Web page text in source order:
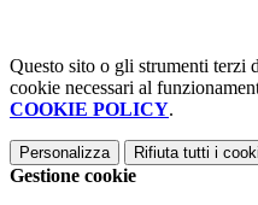
Questo sito o gli strumenti terzi
cookie necessari al
COOKIE POLICY.
Personalizza Rifiuta tutti i
Gestione cookie